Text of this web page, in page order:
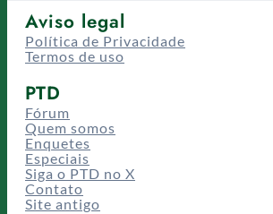
Aviso legal
Política de Privacidade
Termos de uso
PTD
Fórum
Quem somos
Enquetes
Especiais
Siga o PTD no X
Contato
Site antigo